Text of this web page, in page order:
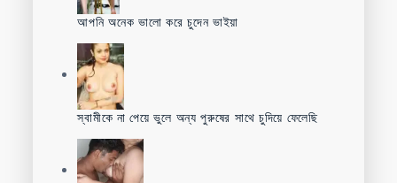
আপনি অনেক ভালো করে চুদেন ভাইয়া
স্বামীকে না পেয়ে ভুলে অন্য পুরুষের সাথে চুদিয়ে ফেলেছি